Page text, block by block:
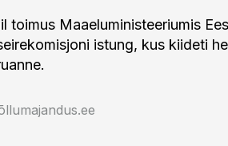
toimus Maaeluministeeriumis
istung, kus kiideti